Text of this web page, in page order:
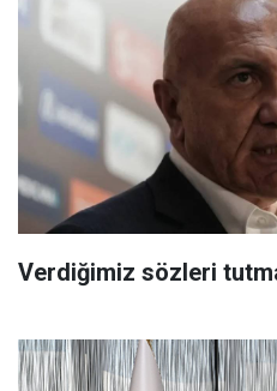
Verdiğimiz sözleri